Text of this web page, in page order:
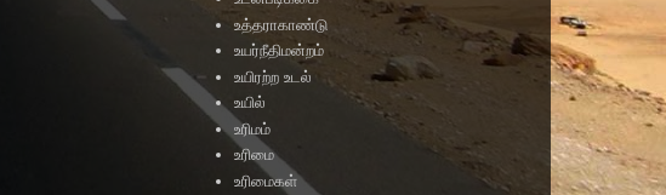
உத்தராகாண்டு
உயர்நீதிமன்றம்
உயிரற்ற உடல்
உயில்
உரிமம்
உரிமை
உரிமைகள்